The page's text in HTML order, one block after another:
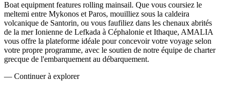
Boat equipment features rolling mainsail. Que vous coursiez le
meltemi entre Mykonos et Paros, mouilliez sous la caldeira
volcanique de Santorin, ou vous faufiliez dans les chenaux abrités
de la mer Ionienne de Lefkada à Céphalonie et Ithaque, AMALIA
vous offre la plateforme idéale pour concevoir votre voyage selon
votre propre programme, avec le soutien de notre équipe de charter
grecque de l'embarquement au débarquement.
— Continuer à explorer